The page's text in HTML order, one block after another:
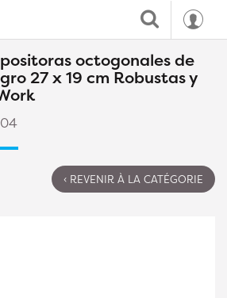
octogonales de
27 x 19 cm Robustas y
‹ REVENIR À LA CATÉGORIE